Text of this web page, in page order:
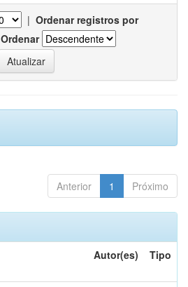
| Ordenar registros por
Ordenar
Anterior 1 Próximo
Autor(es) Tipo